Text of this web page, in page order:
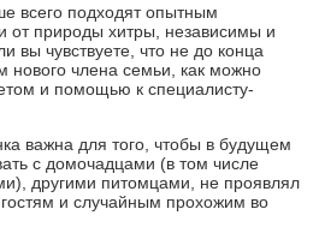
всего подходят опытным
от природы хитры, независимы и
вы чувствуете, что не до конца
нового члена семьи, как можно
и помощью к специалисту-
важна для того, чтобы в будущем
с домочадцами (в том числе
другими питомцами, не проявлял
и случайным прохожим во